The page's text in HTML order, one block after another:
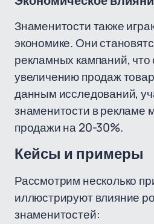
Знаменитости также
экономике. Они
рекламных кампаний, что
увеличению продаж
данным исследований,
знаменитости в рекламе
продажи на 20-30%.
Кейсы и примеры
Рассмотрим несколько
иллюстрируют влияние
знаменитостей: